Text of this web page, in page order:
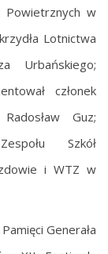
Powietrznych w
Lotnictwa
Urbańskiego;
członek
Guz;
Szkół
i WTZ w
Generała